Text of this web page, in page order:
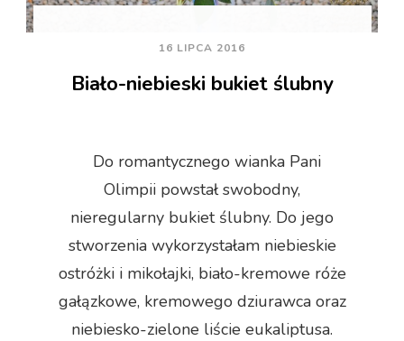
16 LIPCA 2016
Biało-niebieski bukiet ślubny
Do romantycznego wianka Pani
Olimpii powstał swobodny,
nieregularny bukiet ślubny. Do jego
stworzenia wykorzystałam niebieskie
ostróżki i mikołajki, biało-kremowe róże
gałązkowe, kremowego dziurawca oraz
niebiesko-zielone liście eukaliptusa.